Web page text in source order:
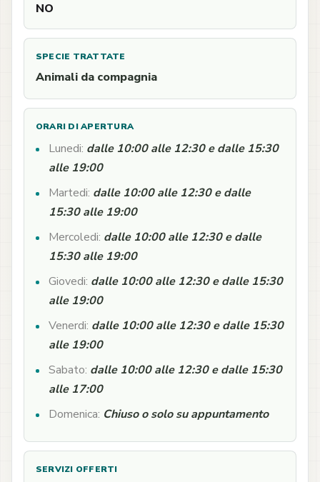
NO
SPECIE TRATTATE
Animali da compagnia
ORARI DI APERTURA
Lunedi: dalle 10:00 alle 12:30 e dalle 15:30
alle 19:00
Martedi: dalle 10:00 alle 12:30 e dalle
15:30 alle 19:00
Mercoledi: dalle 10:00 alle 12:30 e dalle
15:30 alle 19:00
Giovedi: dalle 10:00 alle 12:30 e dalle 15:30
alle 19:00
Venerdi: dalle 10:00 alle 12:30 e dalle 15:30
alle 19:00
Sabato: dalle 10:00 alle 12:30 e dalle 15:30
alle 17:00
Domenica: Chiuso o solo su appuntamento
SERVIZI OFFERTI